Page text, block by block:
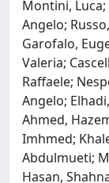
Montini, Luca;
Angelo;
Garofalo,
Valeria;
Raffaele;
Angelo;
Ahmed,
Imhmed;
Abdulmueti;
Hasan,